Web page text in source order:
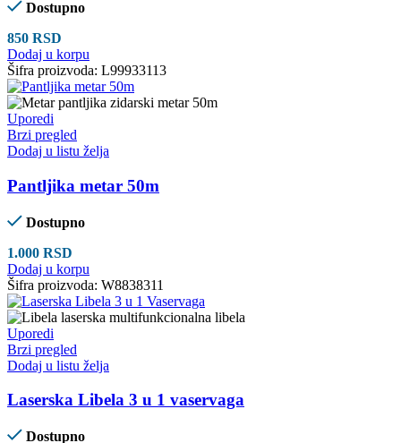
Dostupno
850 RSD
Dodaj u korpu
Šifra proizvoda: L99933113
Uporedi
Brzi pregled
Dodaj u listu želja
Pantljika metar 50m
Dostupno
1.000 RSD
Dodaj u korpu
Šifra proizvoda: W8838311
Uporedi
Brzi pregled
Dodaj u listu želja
Laserska Libela 3 u 1 vaservaga
Dostupno